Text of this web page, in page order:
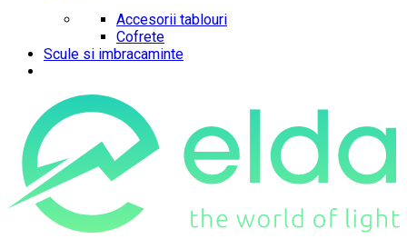
Accesorii tablouri
Cofrete
Scule si imbracaminte